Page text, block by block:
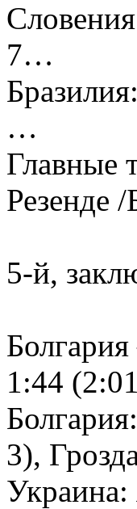
7…
…
Главные
Резенде
5-й,
1:44
3),